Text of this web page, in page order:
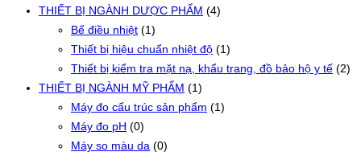
THIẾT BỊ NGÀNH DƯỢC PHẨM (4)
Bể điều nhiệt (1)
Thiết bị hiệu chuẩn nhiệt độ (1)
Thiết bị kiểm tra mặt nạ, khẩu trang, đồ bảo hộ y tế (2)
THIẾT BỊ NGÀNH MỸ PHẨM (1)
Máy đo cấu trúc sản phẩm (1)
Máy đo pH (0)
Máy so màu da (0)